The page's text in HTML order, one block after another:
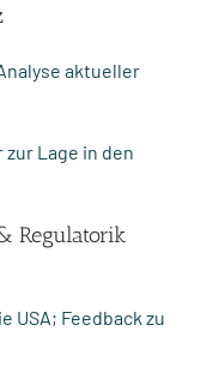
aktueller
Lage in den
Regulatorik
USA; Feedback zu